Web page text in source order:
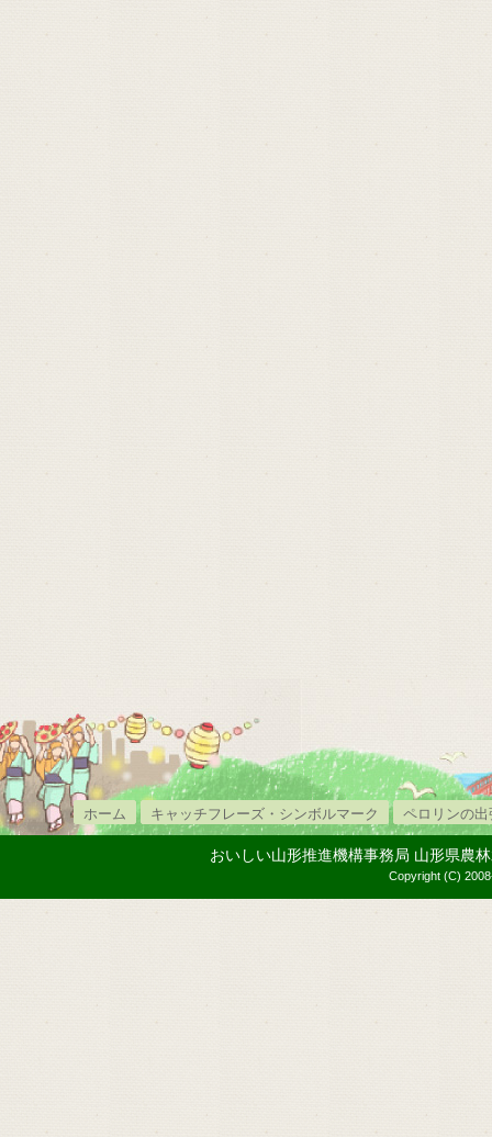
ホーム キャッチフレーズ・シンボルマーク ペロリンの
おいしい山形推進機構事務局 山形県
Copyright (C)